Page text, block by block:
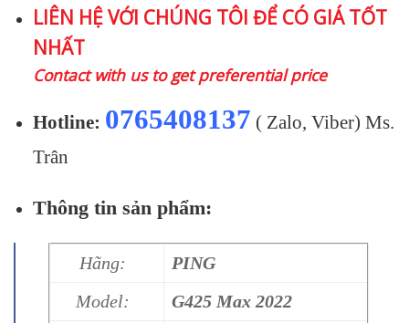
LIÊN HỆ VỚI CHÚNG TÔI ĐỂ CÓ GIÁ TỐT
NHẤT
Contact with us to get preferential price
Hotline: 0765408137 ( Zalo, Viber) Ms.
Trân
Thông tin sản phẩm:
Hãng:
PING
Model:
G425 Max 2022